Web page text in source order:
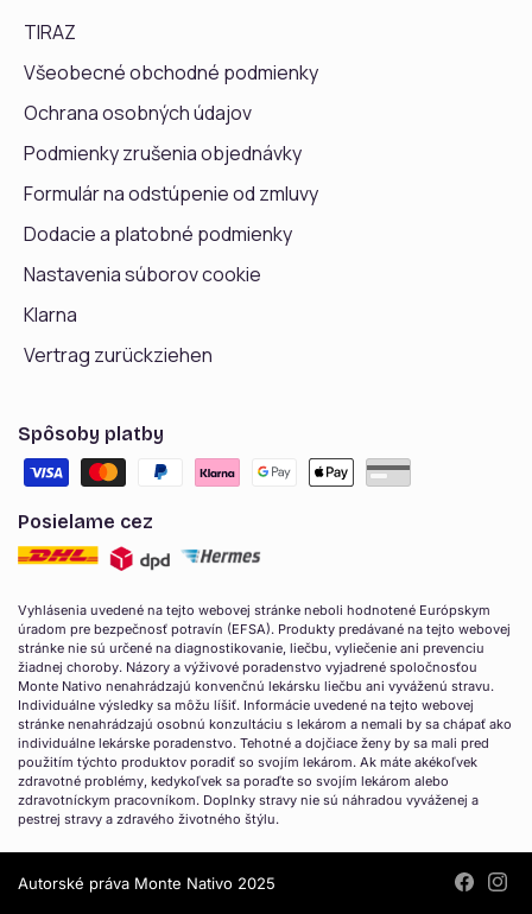
TIRAZ
Všeobecné obchodné podmienky
Ochrana osobných údajov
Podmienky zrušenia objednávky
Formulár na odstúpenie od zmluvy
Dodacie a platobné podmienky
Nastavenia súborov cookie
Klarna
Vertrag zurückziehen
Spôsoby platby
Posielame cez
Vyhlásenia uvedené na tejto webovej stránke neboli hodnotené Európskym
úradom pre bezpečnosť potravín (EFSA). Produkty predávané na tejto webovej
stránke nie sú určené na diagnostikovanie, liečbu, vyliečenie ani prevenciu
žiadnej choroby. Názory a výživové poradenstvo vyjadrené spoločnosťou
Monte Nativo nenahrádzajú konvenčnú lekársku liečbu ani vyváženú stravu.
Individuálne výsledky sa môžu líšiť. Informácie uvedené na tejto webovej
stránke nenahrádzajú osobnú konzultáciu s lekárom a nemali by sa chápať ako
individuálne lekárske poradenstvo. Tehotné a dojčiace ženy by sa mali pred
použitím týchto produktov poradiť so svojím lekárom. Ak máte akékoľvek
zdravotné problémy, kedykoľvek sa poraďte so svojím lekárom alebo
zdravotníckym pracovníkom. Doplnky stravy nie sú náhradou vyváženej a
pestrej stravy a zdravého životného štýlu.
Autorské práva Monte Nativo 2025 Facebook